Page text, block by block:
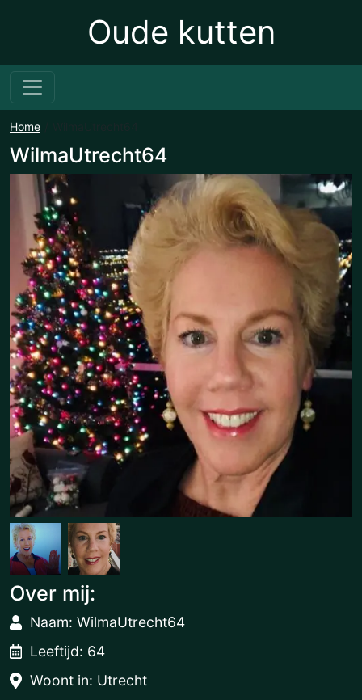
Oude kutten
Home
WilmaUtrecht64
Over mij:
Naam: WilmaUtrecht64
Leeftijd: 64
Woont in: Utrecht